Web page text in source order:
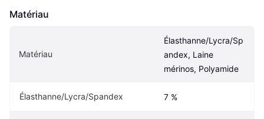
Matériau
Matériau
Élasthanne/Lycra/Sp
andex, Laine
mérinos, Polyamide
Élasthanne/Lycra/Spandex 7 %